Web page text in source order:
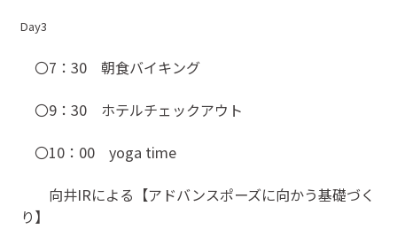
Day3
〇7：30 朝食バイキング
〇9：30 ホテルチェックアウト
〇10：00 yoga time
向井IRによる【アドバンスポーズに向かう基礎づく
り】